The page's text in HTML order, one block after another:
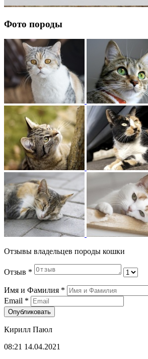
Фото породы
Отзывы владельцев породы кошки
Отзыв *
Имя и Фамилия *
Email *
Опубликовать
Кирилл Паюл
08:21 14.04.2021